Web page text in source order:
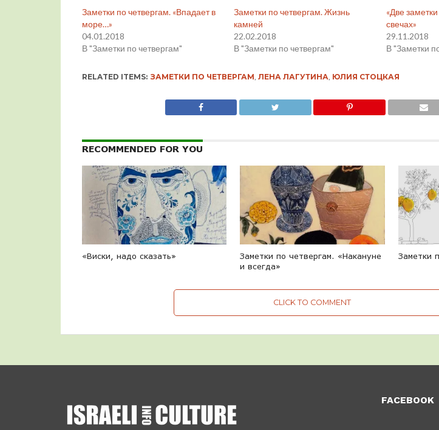
Заметки по четвергам. «Впадает в
море…»
04.01.2018
В "Заметки по четвергам"
Заметки по четвергам. Жизнь
камней
22.02.2018
В "Заметки по четвергам"
«Две
свечах»
29.11.2018
В "Заметки
RELATED ITEMS: ЗАМЕТКИ ПО ЧЕТВЕРГАМ ЛЕНА ЛАГУТИНА ЮЛИЯ СТОЦКАЯ
RECOMMENDED FOR YOU
«Виски, надо сказать»
Заметки по четвергам. «Накануне
и всегда»
Заметки
CLICK TO COMMENT
FACEBOOK